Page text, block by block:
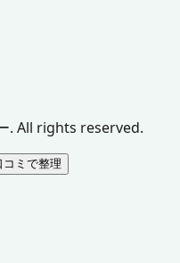
. All rights reserved.
ミで整理